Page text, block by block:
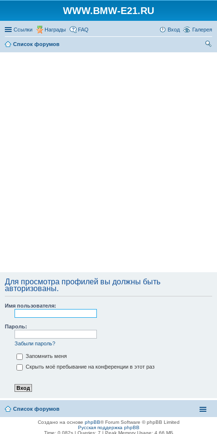
WWW.BMW-E21.RU
Ссылки Награды Галерея
FAQ Вход
Список форумов
Для просмотра профилей вы должны быть
авторизованы.
Имя пользователя:
Пароль:
Забыли пароль?
Запомнить меня
Скрыть моё пребывание на конференции в этот раз
Список форумов
Создано на основе phpBB® Forum Software © phpBB Limited
Русская поддержка phpBB
Time: 0.082s| Queries: 7 | Peak Memory Usage: 4.66 МБ